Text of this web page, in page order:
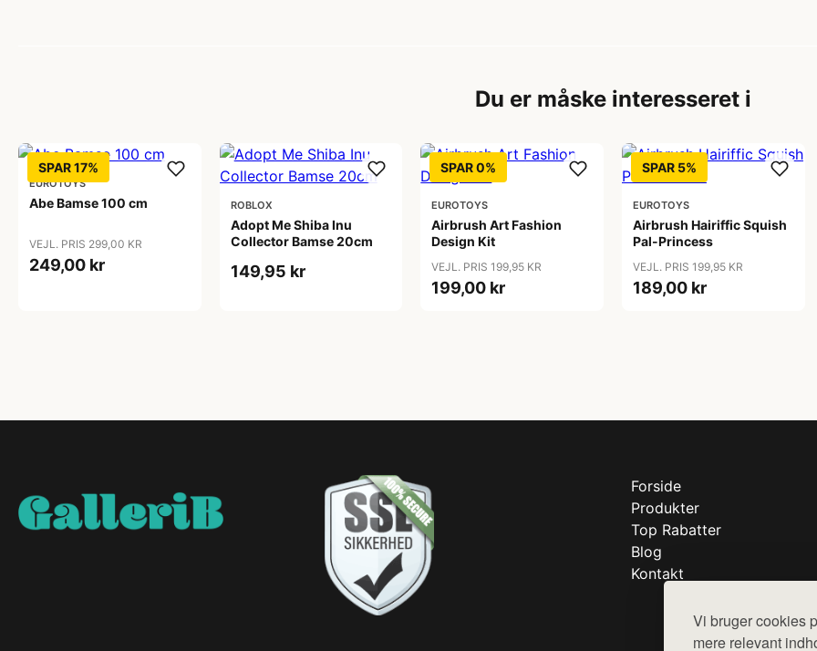
Vi bruger cookies
mere relevant
Du er måske interesseret i
SPAR 17%
EUROTOYS
Abe Bamse 100 cm
VEJL. PRIS 299,00 KR
249,00 kr
ROBLOX
Adopt Me Shiba Inu
Collector Bamse 20cm
149,95 kr
SPAR 0%
EUROTOYS
Airbrush Art Fashion
Design Kit
VEJL. PRIS 199,95 KR
199,00 kr
SPAR 5%
EUROTOYS
Airbrush Hairiffic Squish
Pal-Princess
VEJL. PRIS 199,95 KR
189,00 kr
Forside
Produkter
Top Rabatter
Blog
Kontakt